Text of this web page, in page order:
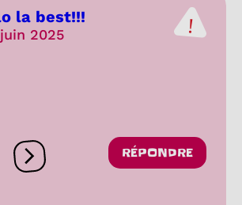
la best!!!
2025
Ouvrir les réactions
RÉPONDRE